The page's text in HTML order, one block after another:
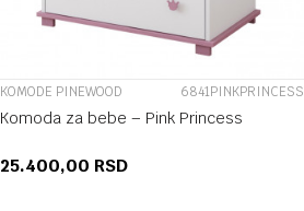
KOMODE PINEWOOD 6841PINKPRINCESS
Komoda za bebe – Pink Princess
25.400,00 RSD